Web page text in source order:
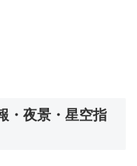
・夜景・星空指